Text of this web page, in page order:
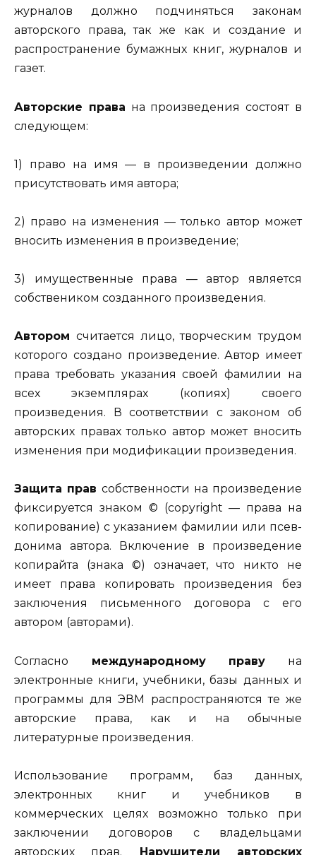
журналов должно подчиняться законам
авторского права, так же как и созда­ние и
распространение бумажных книг, журналов и
газет.
Авторские права на произведения состоят в
следующем:
1) право на имя — в произведении должно
присутствовать имя автора;
2) право на изменения — только автор может
вносить изменения в произведение;
3) имущественные права — автор является
собствеником создан­ного произведения.
Автором считается лицо, творческим трудом
которого создано произведение. Автор имеет
права требовать указания своей фамилии на
всех экземплярах (копиях) своего
произведения. В соответствии с законом об
авторских правах только автор может вносить
измене­ния при модификации произведения.
Защита прав собственности на произведение
фиксируется знаком © (copyright — права на
копирование) с указанием фамилии или псев­
донима автора. Включение в произведение
копирайта (знака ©) означает, что никто не
имеет права копировать произведения без
заключения письменного договора с его
автором (авторами).
Согласно международному праву на
электронные книги, учебни­ки, базы данных и
программы для ЭВМ распространяются те же
авторские права, как и на обычные
литературные произведения.
Использование программ, баз данных,
электронных книг и учеб­ников в
коммерческих целях возможно только при
заключении договоров с владельцами
авторских прав. Нарушители авторских